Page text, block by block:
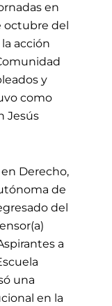
en
octubre del
acción
y
como
Jesús
Derecho,
de
del
a
una
en la